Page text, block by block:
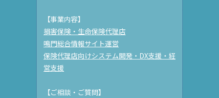
【事業内容】
損害保険・生命保険代理店
鳴門総合情報サイト運営
保険代理店向けシステム開発・DX支援・経
営支援
【ご相談・ご質問】